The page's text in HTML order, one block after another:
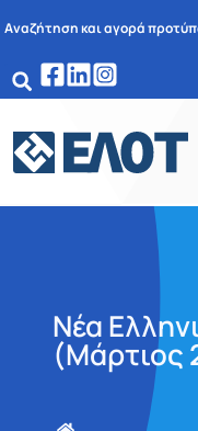
Αναζήτηση και αγορά
Νέα
(Μάρτιος